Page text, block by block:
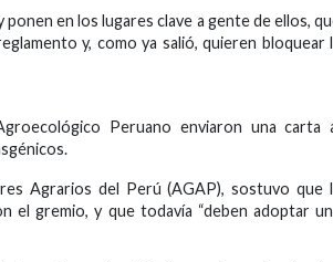
en los lugares clave a gente de ellos,
y, como ya salió, quieren bloquear
Peruano enviaron una carta
Agrarios del Perú (AGAP), sostuvo que
el gremio, y que todavía “deben adoptar